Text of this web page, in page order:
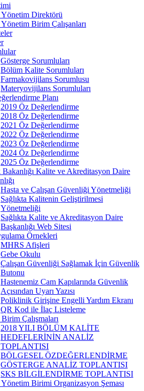
Direktörü
Birim Çalışanları
Gösterge Sorumluları
Bölüm Kalite Sorumluları
Farmakovijilans Sorumlusu
Materyovijilans Sorumluları
Planı
2019 Öz Değerlendirme
2018 Öz Değerlendirme
2021 Öz Değerlendirme
2022 Öz Değerlendirme
2023 Öz Değerlendirme
2024 Öz Değerlendirme
2025 Öz Değerlendirme
Bakanlığı Kalite ve Akreditasyon Daire
Hasta ve Çalışan Güvenliği Yönetmeliği
Sağlıkta Kalitenin Geliştirilmesi
Yönetmeliği
Sağlıkta Kalite ve Akreditasyon Daire
Başkanlığı Web Sitesi
Örnekleri
MHRS Afişleri
Gebe Okulu
Çalışan Güvenliği Sağlamak İçin Güvenlik
Butonu
Hastenemiz Cam Kapılarında Güvenlik
Açısından Uyarı Yazısı
Poliklinik Girişine Engelli Yardım Ekranı
QR Kod ile İlaç Listeleme
Çalışmaları
2018 YILI BÖLÜM KALİTE
HEDEFLERİNİN ANALİZ
TOPLANTISI
BÖLGESEL ÖZDEĞERLENDİRME
GÖSTERGE ANALİZ TOPLANTISI
SKS BİLGİLENDİRME TOPLANTISI
Birimi Organizasyon Şeması